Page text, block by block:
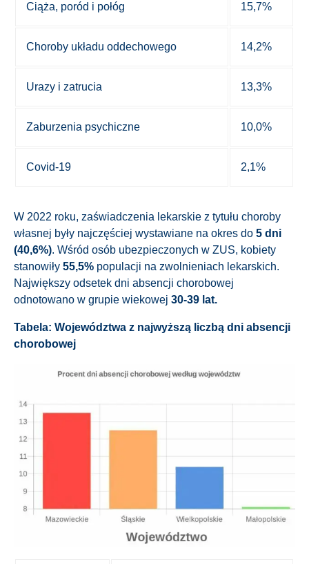
Ciąża, poród i połóg 15,7%
Choroby układu oddechowego 14,2%
Urazy i zatrucia 13,3%
Zaburzenia psychiczne 10,0%
Covid-19 2,1%
W 2022 roku, zaświadczenia lekarskie z tytułu choroby
własnej były najczęściej wystawiane na okres do5 dni
(40,6%). Wśród osób ubezpieczonych w ZUS, kobiety
stanowiły55,5% populacji na zwolnieniach lekarskich.
Największy odsetek dni absencji chorobowej
odnotowano w grupie wiekowej30-39 lat.
Tabela: Województwa z najwyższą liczbą dni absencji
chorobowej